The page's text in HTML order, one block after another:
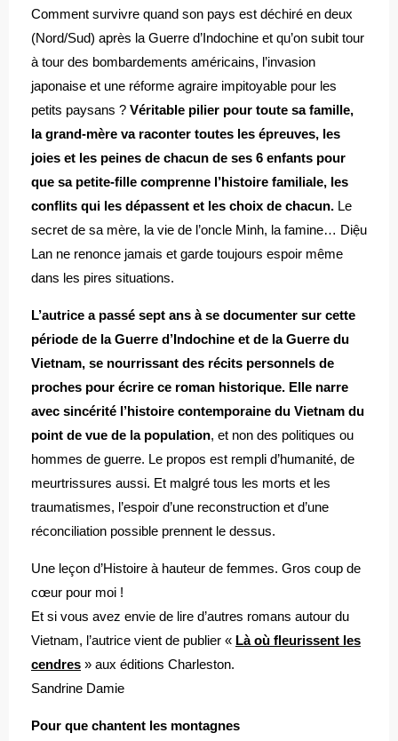
Comment survivre quand son pays est déchiré en deux
(Nord/Sud) après la Guerre d’Indochine et qu’on subit tour
à tour des bombardements américains, l’invasion
japonaise et une réforme agraire impitoyable pour les
petits paysans ? Véritable pilier pour toute sa famille,
la grand-mère va raconter toutes les épreuves, les
joies et les peines de chacun de ses 6 enfants pour
que sa petite-fille comprenne l’histoire familiale, les
conflits qui les dépassent et les choix de chacun. Le
secret de sa mère, la vie de l’oncle Minh, la famine… Diệu
Lan ne renonce jamais et garde toujours espoir même
dans les pires situations.
L’autrice a passé sept ans à se documenter sur cette
période de la Guerre d’Indochine et de la Guerre du
Vietnam, se nourrissant des récits personnels de
proches pour écrire ce roman historique. Elle narre
avec sincérité l’histoire contemporaine du Vietnam du
point de vue de la population, et non des politiques ou
hommes de guerre. Le propos est rempli d’humanité, de
meurtrissures aussi. Et malgré tous les morts et les
traumatismes, l’espoir d’une reconstruction et d’une
réconciliation possible prennent le dessus.
Une leçon d’Histoire à hauteur de femmes. Gros coup de
cœur pour moi !
Et si vous avez envie de lire d’autres romans autour du
Vietnam, l’autrice vient de publier « Là où fleurissent les
cendres » aux éditions Charleston.
Sandrine Damie
Pour que chantent les montagnes